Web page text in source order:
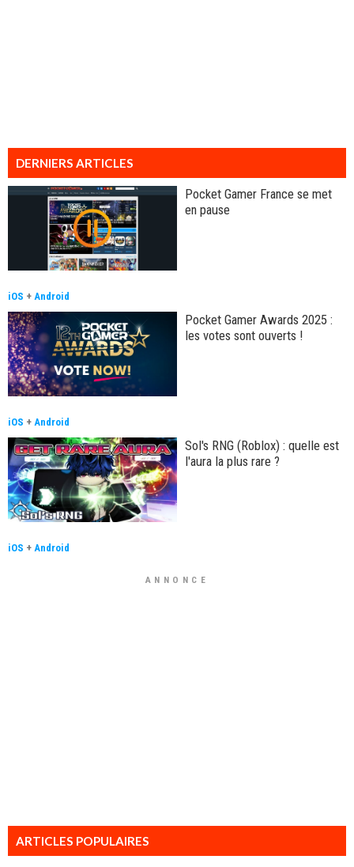
DERNIERS ARTICLES
Pocket Gamer France se met
en pause
iOS + Android
Pocket Gamer Awards 2025 :
les votes sont ouverts !
iOS + Android
Sol's RNG (Roblox) : quelle est
l'aura la plus rare ?
iOS + Android
ANNONCE
ARTICLES POPULAIRES